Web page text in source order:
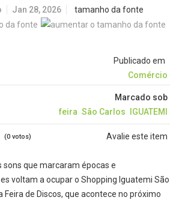
Jan 28, 2026 tamanho da fonte
Publicado em
Comércio
Marcado sob
feira São Carlos IGUATEMI
Avalie este item
(0 votos)
sons que marcaram épocas e
voltam a ocupar o Shopping Iguatemi São
Feira de Discos, que acontece no próximo